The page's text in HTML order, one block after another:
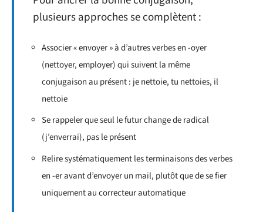
plusieurs approches se complètent :
Associer « envoyer » à d’autres verbes en -oyer
(nettoyer, employer) qui suivent la même
conjugaison au présent : je nettoie, tu nettoies, il
nettoie
Se rappeler que seul le futur change de radical
(j’enverrai), pas le présent
Relire systématiquement les terminaisons des verbes
en -er avant d’envoyer un mail, plutôt que de se fier
uniquement au correcteur automatique